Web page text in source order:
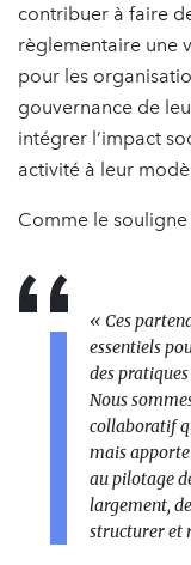
contribuer à faire
règlementaire une
pour les
gouvernance de
intégrer l’impact
activité à leur
Comme le
« Ces
essentiels
des
Nous
collaboratif
mais
au pilotage
largement,
structurer et